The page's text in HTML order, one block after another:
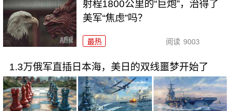
射程1800公里的“巨炮”，治得了
美军“焦虑”吗？
最热 阅读 9003
1.3万俄军直插日本海，美日的双线噩梦开始了